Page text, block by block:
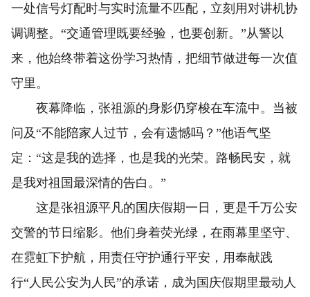
一处信号灯配时与实时流量不匹配，立刻用对讲机协
调调整。“交通管理既要经验，也要创新。”从警以
来，他始终带着这份学习热情，把细节做进每一次值
守里。
夜幕降临，张祖源的身影仍穿梭在车流中。当被
问及“不能陪家人过节，会有遗憾吗？”他语气坚
定：“这是我的选择，也是我的光荣。路畅民安，就
是我对祖国最深情的告白。”
这是张祖源平凡的国庆假期一日，更是千万公安
交警的节日缩影。他们身着荧光绿，在雨幕里坚守、
在霓虹下护航，用责任守护通行平安，用奉献践
行“人民公安为人民”的承诺，成为国庆假期里最动人